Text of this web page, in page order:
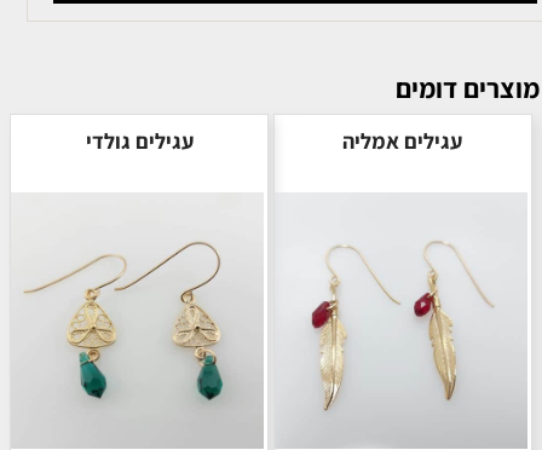
מוצרים דומים
עגילים אמליה עגילים גולדי